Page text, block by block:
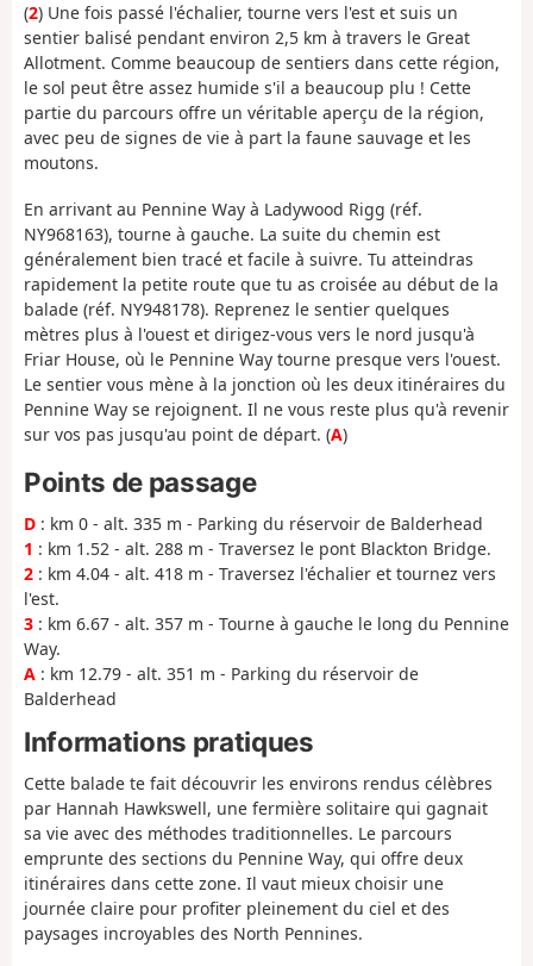
(2) Une fois passé l'échalier, tourne vers l'est et suis un
sentier balisé pendant environ 2,5 km à travers le Great
Allotment. Comme beaucoup de sentiers dans cette région,
le sol peut être assez humide s'il a beaucoup plu ! Cette
partie du parcours offre un véritable aperçu de la région,
avec peu de signes de vie à part la faune sauvage et les
moutons.
En arrivant au Pennine Way à Ladywood Rigg (réf.
NY968163), tourne à gauche. La suite du chemin est
généralement bien tracé et facile à suivre. Tu atteindras
rapidement la petite route que tu as croisée au début de la
balade (réf. NY948178). Reprenez le sentier quelques
mètres plus à l'ouest et dirigez-vous vers le nord jusqu'à
Friar House, où le Pennine Way tourne presque vers l'ouest.
Le sentier vous mène à la jonction où les deux itinéraires du
Pennine Way se rejoignent. Il ne vous reste plus qu'à revenir
sur vos pas jusqu'au point de départ. (A)
Points de passage
D : km 0 - alt. 335 m - Parking du réservoir de Balderhead
1 : km 1.52 - alt. 288 m - Traversez le pont Blackton Bridge.
2 : km 4.04 - alt. 418 m - Traversez l'échalier et tournez vers
l'est.
3 : km 6.67 - alt. 357 m - Tourne à gauche le long du Pennine
Way.
A : km 12.79 - alt. 351 m - Parking du réservoir de
Balderhead
Informations pratiques
Cette balade te fait découvrir les environs rendus célèbres
par Hannah Hawkswell, une fermière solitaire qui gagnait
sa vie avec des méthodes traditionnelles. Le parcours
emprunte des sections du Pennine Way, qui offre deux
itinéraires dans cette zone. Il vaut mieux choisir une
journée claire pour profiter pleinement du ciel et des
paysages incroyables des North Pennines.